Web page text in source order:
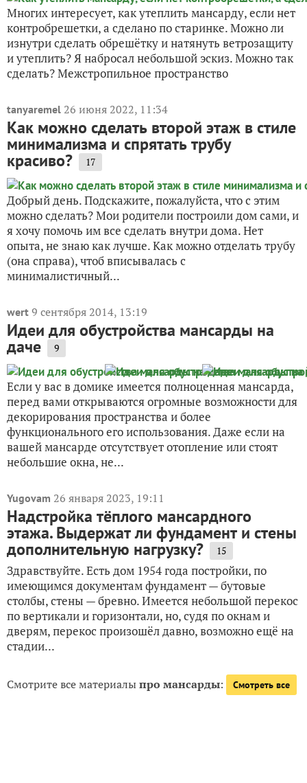
Многих интересует, как утеплить мансарду, если нет
контробрешетки, а сделано по старинке. Можно ли
изнутри сделать обрешётку и натянуть ветрозащиту
и утеплить? Я набросал небольшой эскиз. Можно так
сделать? Межстропильное пространство
tanyaremel 26 июня 2022, 11:34
Как можно сделать второй этаж в стиле
минимализма и спрятать трубу
красиво? 17
Добрый день. Подскажите, пожалуйста, что с этим
можно сделать? Мои родители построили дом сами, и
я хочу помочь им все сделать внутри дома. Нет
опыта, не знаю как лучше. Как можно отделать трубу
(она справа), чтоб вписывалась с
минималистичный...
wert 9 сентября 2014, 13:19
Идеи для обустройства мансарды на
даче 9
Если у вас в домике имеется полноценная мансарда,
перед вами открываются огромные возможности для
декорирования пространства и более
функционального его использования. Даже если на
вашей мансарде отсутствует отопление или стоят
небольшие окна, не...
Yugovam 26 января 2023, 19:11
Надстройка тёплого мансардного
этажа. Выдержат ли фундамент и стены
дополнительную нагрузку? 15
Здравствуйте. Есть дом 1954 года постройки, по
имеющимся документам фундамент — бутовые
столбы, стены — бревно. Имеется небольшой перекос
по вертикали и горизонтали, но, судя по окнам и
дверям, перекос произошёл давно, возможно ещё на
стадии...
Смотрите все материалыпро мансарды: Смотреть все